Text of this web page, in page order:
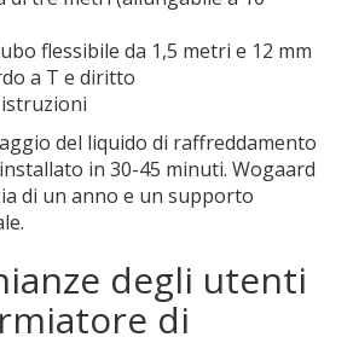
flessibile da 1,5 metri e 12 mm
a T e diritto
del liquido di raffreddamento
in 30-45 minuti. Wogaard
di un anno e un supporto
degli utenti
di